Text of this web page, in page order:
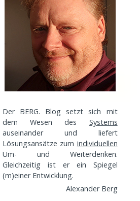
Der BERG. Blog setzt sich mit
dem Wesen des Systems
auseinander und liefert
Lösungsansätze zum individuellen
Um- und Weiterdenken.
Gleichzeitig ist er ein Spiegel
(m)einer Entwicklung.
Alexander Berg